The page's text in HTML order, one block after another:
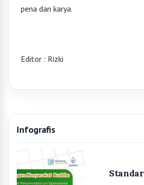
pena dan karya.
Editor : Rizki
Infografis
Standar Pelayanan Bimas
Infografis sebelumnya